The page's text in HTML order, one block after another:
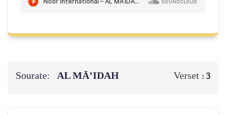
Sourate: AL MĀ’IDAH Verset :3